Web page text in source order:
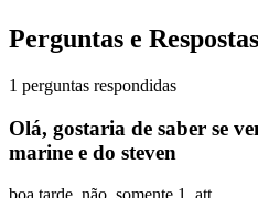
Perguntas e Respostas
1 perguntas respondidas
Olá, gostaria de saber se
marine e do steven